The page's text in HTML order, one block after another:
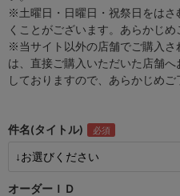
※土曜日・日曜日・祝祭日をは
くことがございます。あらかじめ
※当サイト以外の店舗でご購入さ
は、直接ご購入いただいた店舗
しておりますので、あらかじめご
件名(タイトル)
オーダーＩＤ